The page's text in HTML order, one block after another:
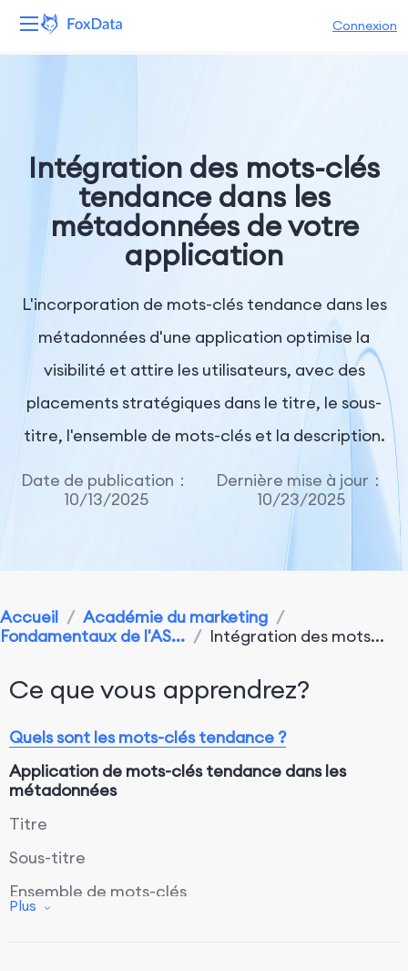
Connexion
Solutions
Ressources
Entreprise
Intégration des mots-clés
tendance dans les
métadonnées de votre
application
L'incorporation de mots-clés tendance dans les
métadonnées d'une application optimise la
visibilité et attire les utilisateurs, avec des
placements stratégiques dans le titre, le sous-
titre, l'ensemble de mots-clés et la description.
Date de publication：
10/13/2025
Dernière mise à jour：
10/23/2025
Accueil / Académie du marketing /
Fondamentaux de l'AS... / Intégration des mots...
Ce que vous apprendrez?
Quels sont les mots-clés tendance ?
Application de mots-clés tendance dans les
métadonnées
Titre
Sous-titre
Ensemble de mots-clés
Plus